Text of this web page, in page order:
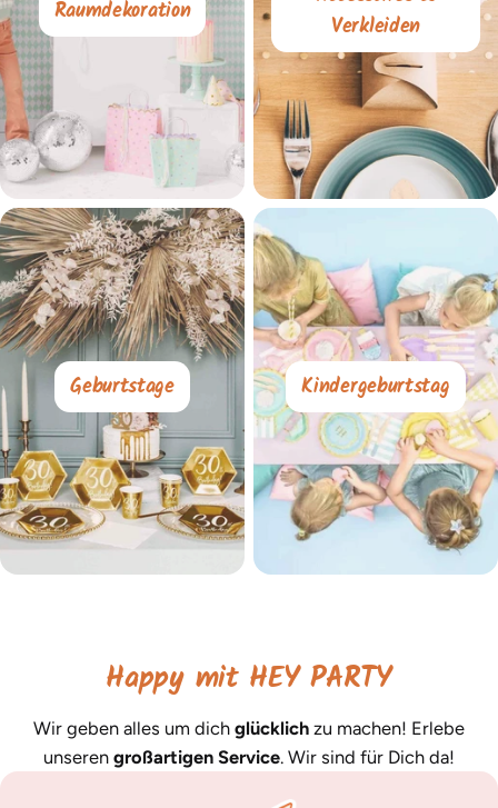
Raumdekoration
Verkleiden
Geburtstage Kindergeburtstag
Happy mit HEY PARTY
Wir geben alles um dich glücklich zu machen! Erlebe
unseren großartigen Service. Wir sind für Dich da!